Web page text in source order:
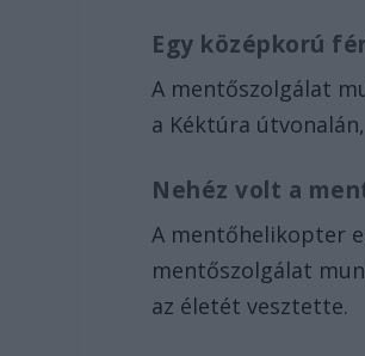
Egy középkorú
A mentőszolgálat
a Kéktúra
Nehéz volt a
A mentőhelikopter
mentőszolgálat
az életét vesztette.